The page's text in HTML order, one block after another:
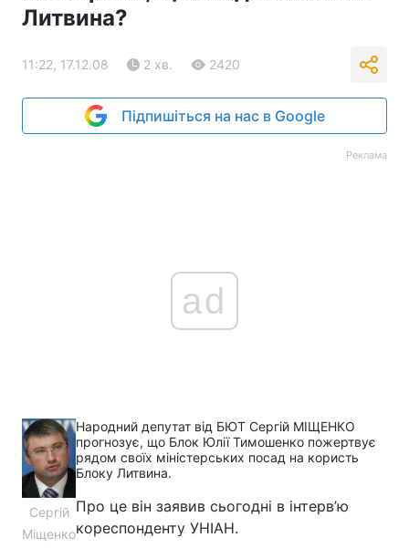
Литвина?
11:22, 17.12.08 2 хв. 2420
Підпишіться на нас в Google
Реклама
ad
Сергій
Міщенко
Народний депутат від БЮТ Сергій МІЩЕНКО
прогнозує, що Блок Юлії Тимошенко пожертвує
рядом своїх міністерських посад на користь
Блоку Литвина.
Про це він заявив сьогодні в інтерв’ю
кореспонденту УНІАН.